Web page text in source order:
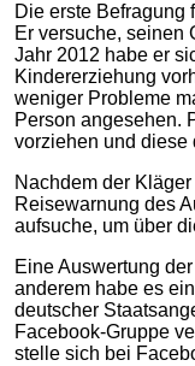
Die erste
Er versuche, seinen
Jahr 2012 habe er
Kindererziehung
weniger Probleme
Person angesehen.
vorziehen und diese
Nachdem der
Reisewarnung des
aufsuche, um über
Eine Auswertung
anderem habe es
deutscher
Facebook-Gruppe
stelle sich bei